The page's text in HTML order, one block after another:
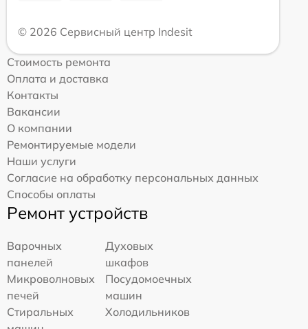
© 2026 Сервисный центр Indesit
Стоимость ремонта
Оплата и доставка
Контакты
Вакансии
О компании
Ремонтируемые модели
Наши услуги
Согласие на обработку персональных данных
Способы оплаты
Ремонт устройств
Варочных
панелей
Духовых
шкафов
Микроволновых
печей
Посудомоечных
машин
Стиральных
Холодильников